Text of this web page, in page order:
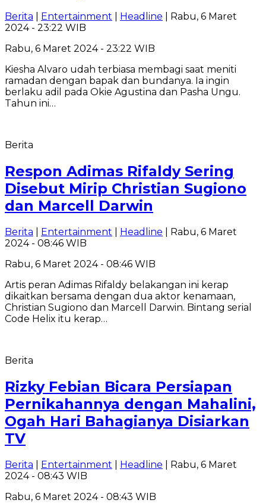
Berita Entertainment Headline | Rabu, 6 Maret
2024 - 23:22 WIB
Rabu, 6 Maret 2024 - 23:22 WIB
Kiesha Alvaro udah terbiasa membagi saat meniti
ramadan dengan bapak dan bundanya. Ia ingin
berlaku adil pada Okie Agustina dan Pasha Ungu.
Tahun ini…
Berita
Respon Adimas Rifaldy Sering
Disebut Mirip Christian Sugiono
dan Marcell Darwin
Berita Entertainment Headline | Rabu, 6 Maret
2024 - 08:46 WIB
Rabu, 6 Maret 2024 - 08:46 WIB
Artis peran Adimas Rifaldy belakangan ini kerap
dikaitkan bersama dengan dua aktor kenamaan,
Christian Sugiono dan Marcell Darwin. Bintang serial
Code Helix itu kerap…
Berita
Rizky Febian Bicara Persiapan
Pernikahannya dengan Mahalini,
Ogah Hari Bahagianya Disiarkan
TV
Berita Entertainment Headline | Rabu, 6 Maret
2024 - 08:43 WIB
Rabu, 6 Maret 2024 - 08:43 WIB